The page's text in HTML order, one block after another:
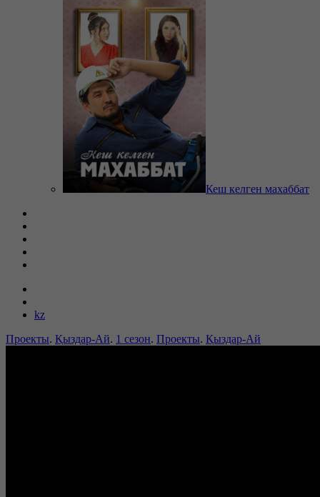
Кеш келген махаббат
kz
Проекты. Қыздар-Ай. 1 сезон. Проекты. Қыздар-Ай